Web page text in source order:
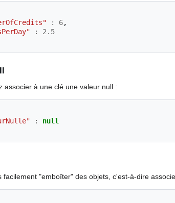
: 6,
:
2.5
associer à une clé une valeur null :
:
null
facilement "emboîter" des objets, c'est-à-dire